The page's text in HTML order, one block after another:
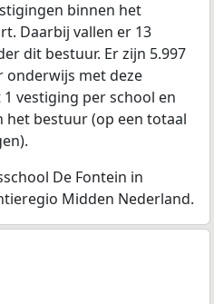
binnen het
Daarbij vallen er 13
dit bestuur. Er zijn 5.997
onderwijs met deze
vestiging per school en
het bestuur (op een totaal
De Fontein in
Midden Nederland.